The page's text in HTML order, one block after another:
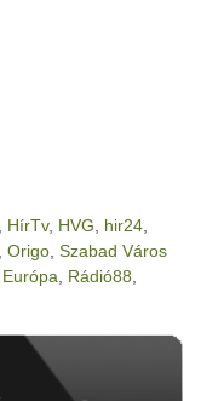
HírTv, HVG hir24
Origo Szabad Város
Rádió88